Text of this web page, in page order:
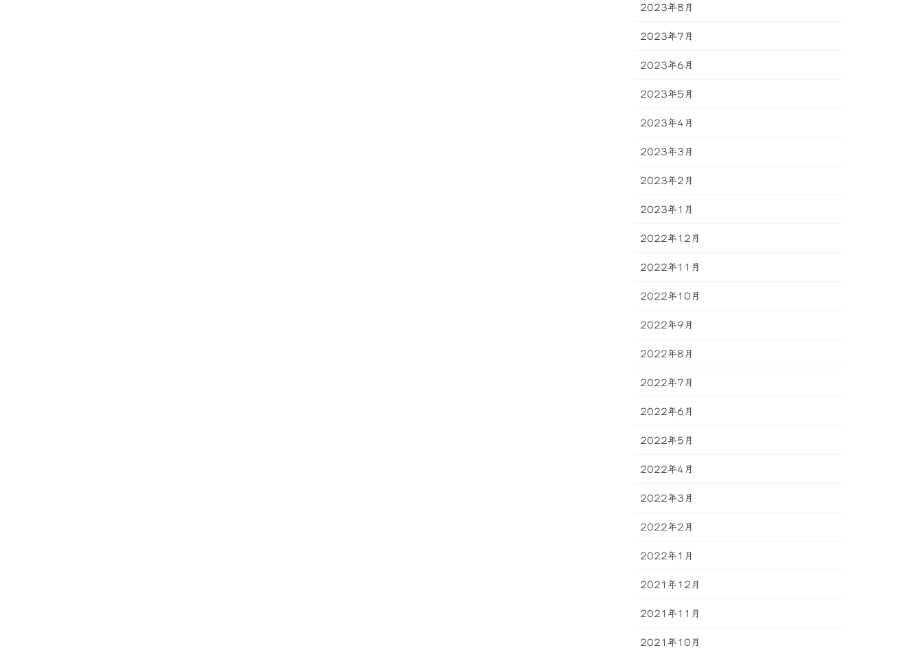
2023年8月
2023年7月
2023年6月
2023年5月
2023年4月
2023年3月
2023年2月
2023年1月
2022年12月
2022年11月
2022年10月
2022年9月
2022年8月
2022年7月
2022年6月
2022年5月
2022年4月
2022年3月
2022年2月
2022年1月
2021年12月
2021年11月
2021年10月